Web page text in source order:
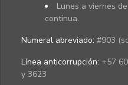
Lunes a viernes
continua.
Numeral abreviado: #903
Línea anticorrupción: +57
y 3623